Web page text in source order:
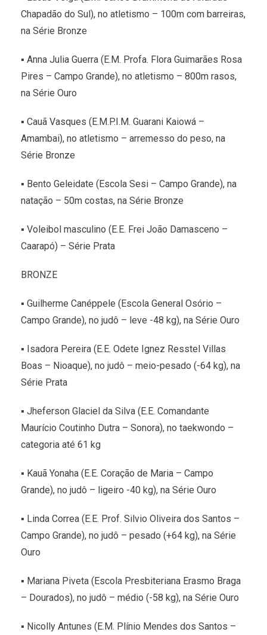
Chapadão do Sul), no atletismo – 100m com barreiras,
na Série Bronze
▪ Anna Julia Guerra (E.M. Profa. Flora Guimarães Rosa
Pires – Campo Grande), no atletismo – 800m rasos,
na Série Ouro
▪ Cauã Vasques (E.M.P.I.M. Guarani Kaiowá –
Amambai), no atletismo – arremesso do peso, na
Série Bronze
▪ Bento Geleidate (Escola Sesi – Campo Grande), na
natação – 50m costas, na Série Bronze
▪ Voleibol masculino (E.E. Frei João Damasceno –
Caarapó) – Série Prata
BRONZE
▪ Guilherme Canéppele (Escola General Osório –
Campo Grande), no judô – leve -48 kg), na Série Ouro
▪ Isadora Pereira (E.E. Odete Ignez Resstel Villas
Boas – Nioaque), no judô – meio-pesado (-64 kg), na
Série Prata
▪ Jheferson Glaciel da Silva (E.E. Comandante
Maurício Coutinho Dutra – Sonora), no taekwondo –
categoria até 61 kg
▪ Kauã Yonaha (E.E. Coração de Maria – Campo
Grande), no judô – ligeiro -40 kg), na Série Ouro
▪ Linda Correa (E.E. Prof. Silvio Oliveira dos Santos –
Campo Grande), no judô – pesado (+64 kg), na Série
Ouro
▪ Mariana Piveta (Escola Presbiteriana Erasmo Braga
– Dourados), no judô – médio (-58 kg), na Série Ouro
▪ Nicolly Antunes (E.M. Plínio Mendes dos Santos –